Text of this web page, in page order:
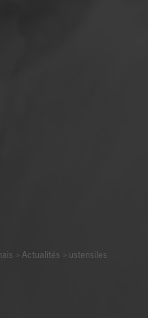
> Actualités > ustensiles